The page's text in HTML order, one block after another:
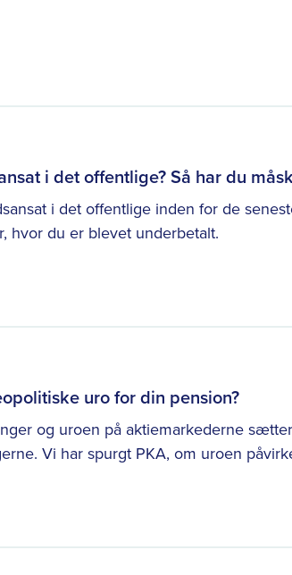
i det offentlige? Så har du
i det offentlige inden for de
hvor du er blevet underbetalt.
uro for din pension?
og uroen på aktiemarkederne
Vi har spurgt PKA, om uroen